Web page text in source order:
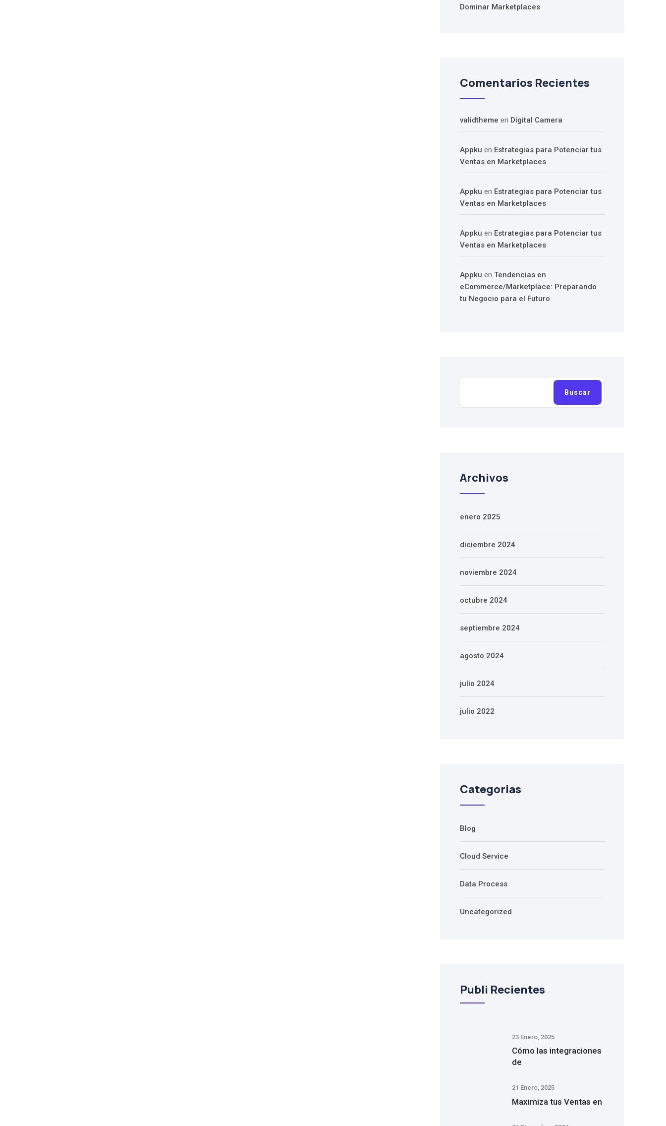
Dominar Marketplaces
Comentarios Recientes
validtheme en Digital Camera
Appku en Estrategias para Potenciar tus
Ventas en Marketplaces
Appku en Estrategias para Potenciar tus
Ventas en Marketplaces
Appku en Estrategias para Potenciar tus
Ventas en Marketplaces
Appku en Tendencias en
eCommerce/Marketplace: Preparando
tu Negocio para el Futuro
Buscar
Archivos
enero 2025
diciembre 2024
noviembre 2024
octubre 2024
septiembre 2024
agosto 2024
julio 2024
julio 2022
Categorias
Blog
Cloud Service
Data Process
Uncategorized
Publi Recientes
23 Enero, 2025
Cómo las integraciones
de
21 Enero, 2025
Maximiza tus Ventas en